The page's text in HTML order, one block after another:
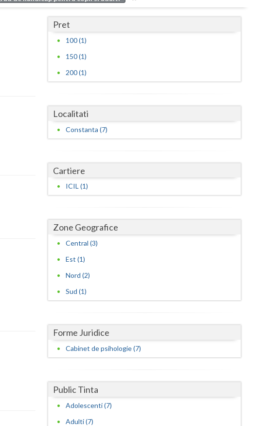
Buzau
Constanta
Dambovita
Galati
Harghita
Ilfov
Mures
Pret
100 (1)
150 (1)
200 (1)
Localitati
Constanta (7)
Cartiere
ICIL (1)
Zone Geografice
Central (3)
Est (1)
Nord (2)
Sud (1)
Forme Juridice
Cabinet de psihologie (7)
Public Tinta
Adolescenti (7)
Adulti (7)